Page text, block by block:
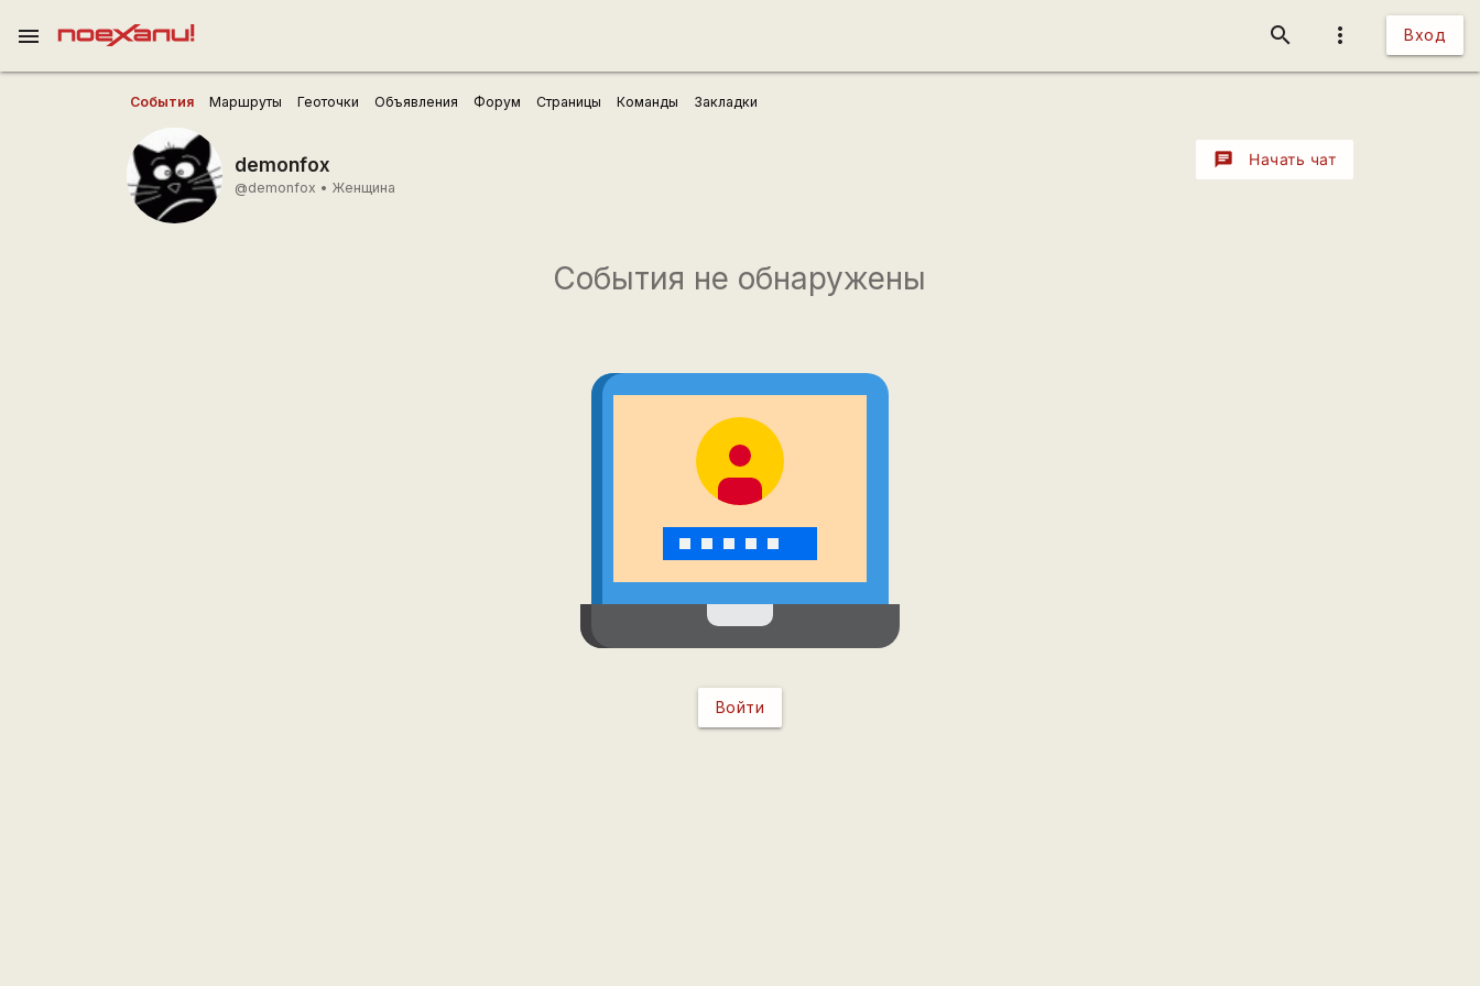
more_vert Вход
search
menu
События Маршруты Геоточки Объявления Форум Страницы Команды Закладки
demonfox
@demonfox • Женщина
chat Начать чат
События не обнаружены
Войти